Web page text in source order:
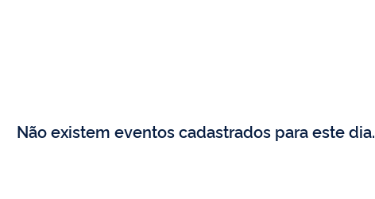
Não existem eventos cadastrados para este dia.